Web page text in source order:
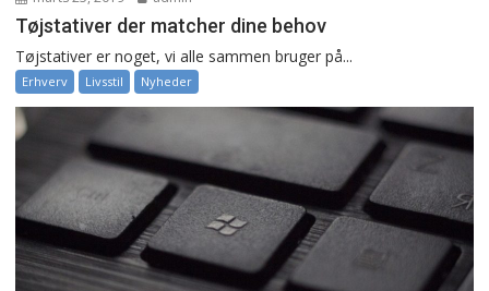
Tøjstativer der matcher dine behov
Tøjstativer er noget, vi alle sammen bruger på...
Erhverv Livsstil Nyheder